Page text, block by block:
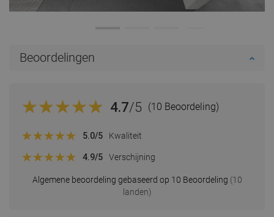
Beoordelingen
4.7/5 (10 Beoordeling)
Algemene beoordeling gebaseerd op 10 Beoordeling (10
landen)
5.0/5 Kwaliteit
4.9/5 Verschijning